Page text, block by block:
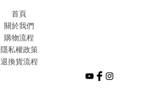
首頁
關於我們
購物流程
隱私權政策
退換貨流程